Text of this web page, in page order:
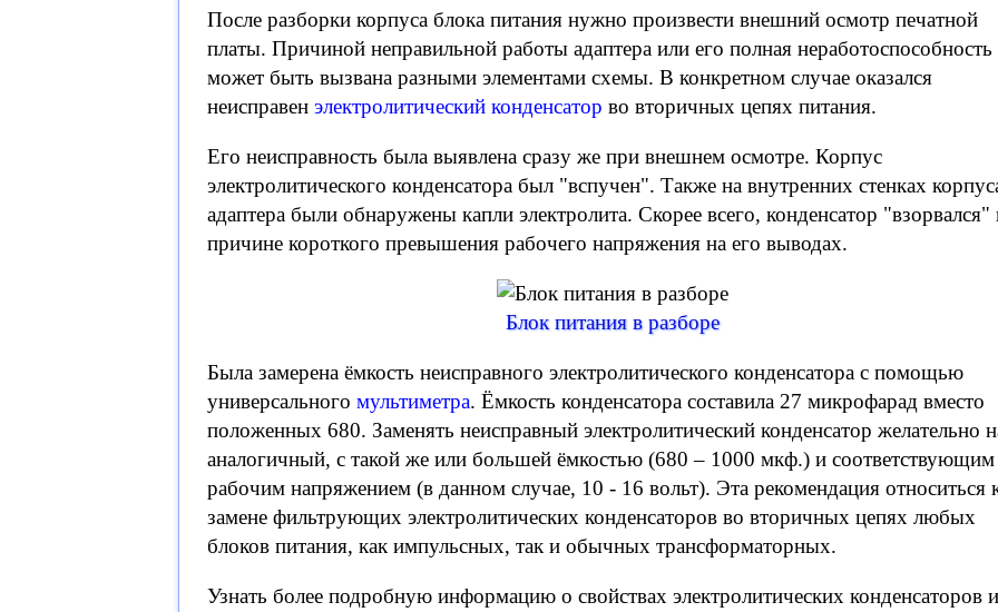
После разборки корпуса блока питания нужно произвести внешний осмотр печатной
платы. Причиной неправильной работы адаптера или его полная неработоспособность
может быть вызвана разными элементами схемы. В конкретном случае оказался
неисправен электролитический конденсатор во вторичных цепях питания.
Его неисправность была выявлена сразу же при внешнем осмотре. Корпус
электролитического конденсатора был "вспучен". Также на внутренних стенках
адаптера были обнаружены капли электролита. Скорее всего, конденсатор "взорвался"
причине короткого превышения рабочего напряжения на его выводах.
Блок питания в разборе
Была замерена ёмкость неисправного электролитического конденсатора с помощью
универсального мультиметра. Ёмкость конденсатора составила 27 микрофарад вместо
положенных 680. Заменять неисправный электролитический конденсатор желательно
аналогичный, с такой же или большей ёмкостью (680 – 1000 мкф.) и соответствующим
рабочим напряжением (в данном случае, 10 - 16 вольт). Эта рекомендация относиться
замене фильтрующих электролитических конденсаторов во вторичных цепях любых
блоков питания, как импульсных, так и обычных трансформаторных.
Узнать более подробную информацию о свойствах электролитических конденсаторов и